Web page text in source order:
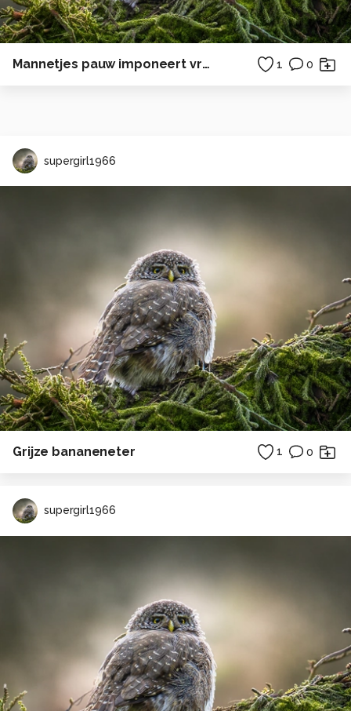
Mannetjes pauw imponeert vrouwtje 1 0
supergirl1966
Grijze bananeneter 1 0
supergirl1966